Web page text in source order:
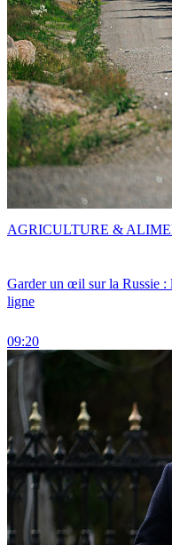
Garder un œil sur la Russie :
ligne
09:20
AGRICULTURE &